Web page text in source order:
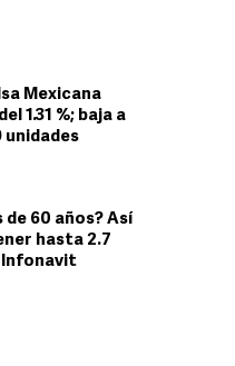
Mexicana
1.31 %; baja a
unidades
de 60 años? Así
hasta 2.7
Infonavit